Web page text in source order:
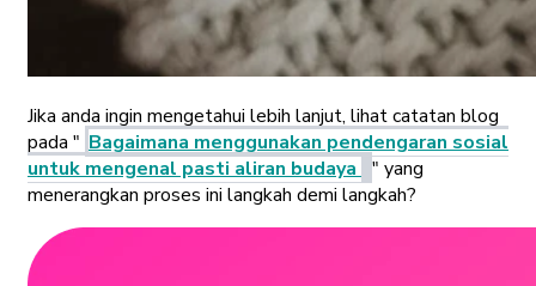
Jika anda ingin mengetahui lebih lanjut, lihat catatan blog
pada " Bagaimana menggunakan pendengaran sosial
untuk mengenal pasti aliran budaya " yang
menerangkan proses ini langkah demi langkah?